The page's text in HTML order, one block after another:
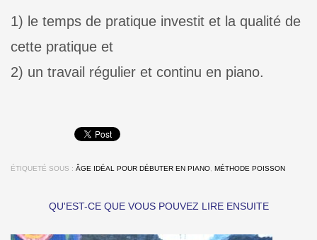
1) le temps de pratique investit et la qualité de
cette pratique et
2) un travail régulier et continu en piano.
ÉTIQUETÉ SOUS : ÂGE IDÉAL POUR DÉBUTER EN PIANO MÉTHODE POISSON
QU'EST-CE QUE VOUS POUVEZ LIRE ENSUITE